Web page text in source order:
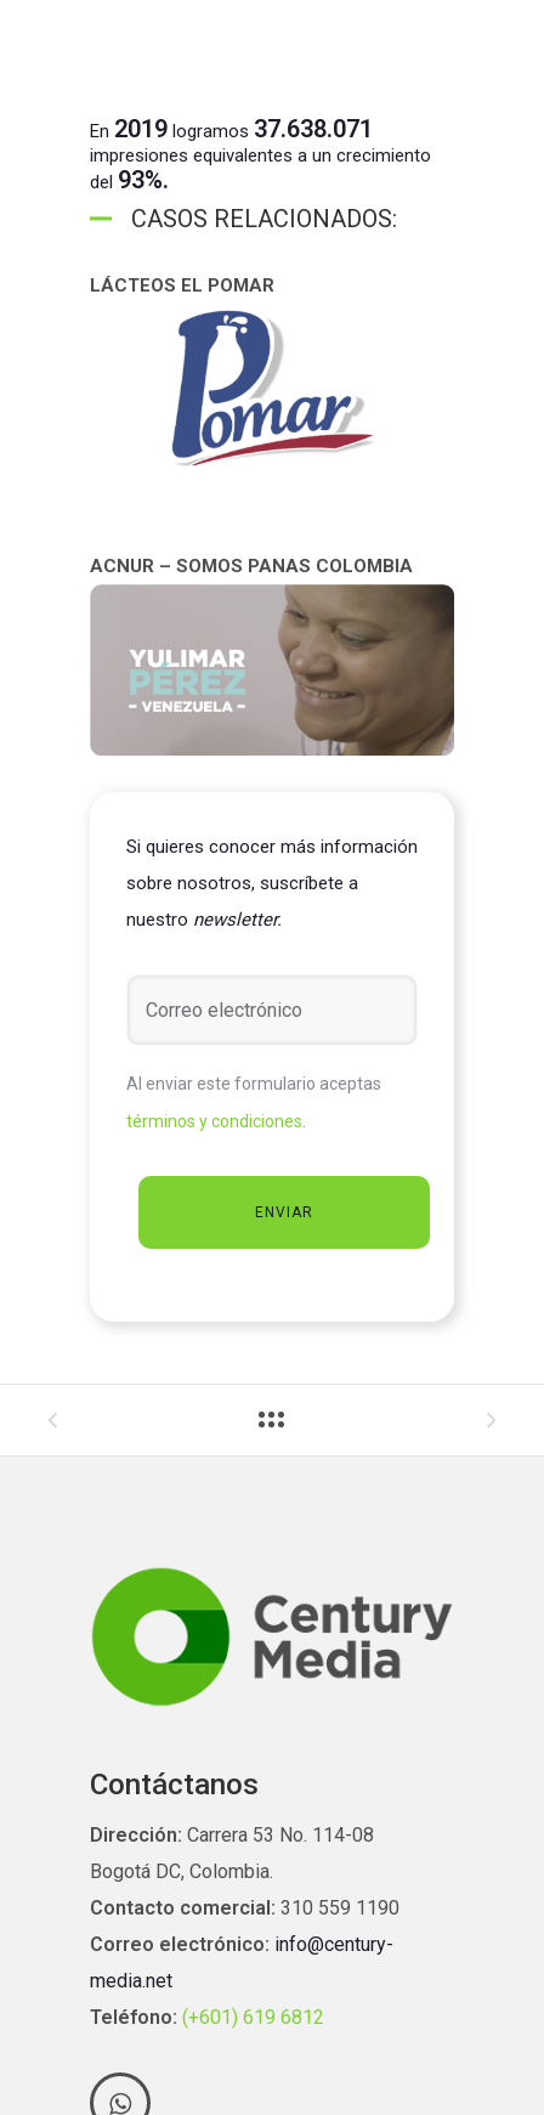
En 2019 logramos 37.638.071
impresiones equivalentes a un crecimiento
del 93%.
CASOS RELACIONADOS:
LÁCTEOS EL POMAR
ACNUR – SOMOS PANAS COLOMBIA
Si quieres conocer más información
sobre nosotros, suscríbete a
nuestro newsletter.
Al enviar este formulario aceptas
términos y condiciones.
Contáctanos
Dirección: Carrera 53 No. 114-08
Bogotá DC, Colombia.
Contacto comercial: 310 559 1190
Correo electrónico: info@century-
media.net
Teléfono: (+601) 619 6812